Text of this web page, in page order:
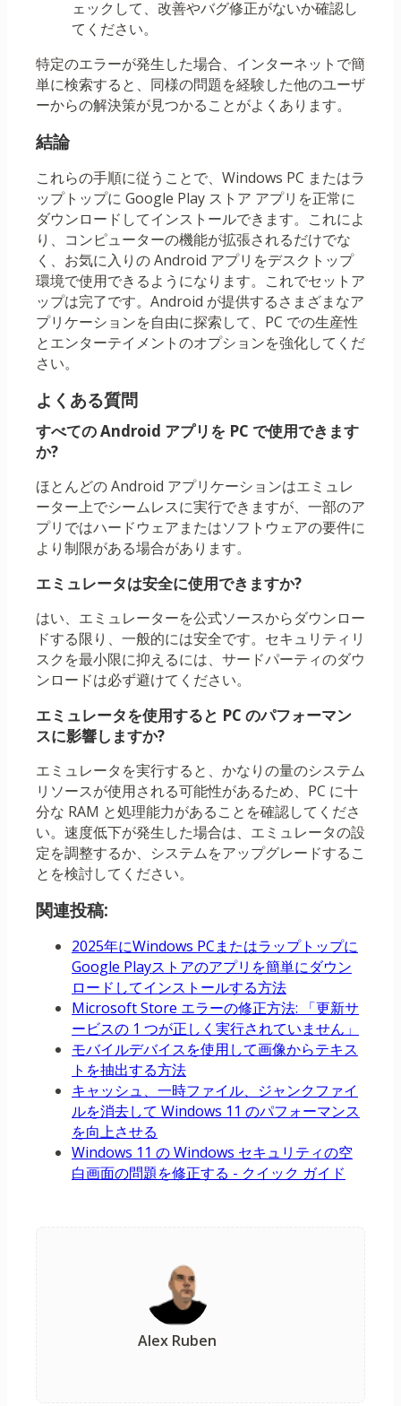
ェックして、改善やバグ修正がないか確認し
てください。
特定のエラーが発生した場合、インターネットで簡
単に検索すると、同様の問題を経験した他のユーザ
ーからの解決策が見つかることがよくあります。
結論
これらの手順に従うことで、Windows PC またはラ
ップトップに Google Play ストア アプリを正常に
ダウンロードしてインストールできます。これによ
り、コンピューターの機能が拡張されるだけでな
く、お気に入りの Android アプリをデスクトップ
環境で使用できるようになります。これでセットア
ップは完了です。Android が提供するさまざまなア
プリケーションを自由に探索して、PC での生産性
とエンターテイメントのオプションを強化してくだ
さい。
よくある質問
すべての Android アプリを PC で使用できます
か?
ほとんどの Android アプリケーションはエミュレ
ーター上でシームレスに実行できますが、一部のア
プリではハードウェアまたはソフトウェアの要件に
より制限がある場合があります。
エミュレータは安全に使用できますか?
はい、エミュレーターを公式ソースからダウンロー
ドする限り、一般的には安全です。セキュリティリ
スクを最小限に抑えるには、サードパーティのダウ
ンロードは必ず避けてください。
エミュレータを使用すると PC のパフォーマン
スに影響しますか?
エミュレータを実行すると、かなりの量のシステム
リソースが使用される可能性があるため、PC に十
分な RAM と処理能力があることを確認してくださ
い。速度低下が発生した場合は、エミュレータの設
定を調整するか、システムをアップグレードするこ
とを検討してください。
関連投稿:
2025年にWindows PCまたはラップトップに
Google Playストアのアプリを簡単にダウン
ロードしてインストールする方法
Microsoft Store エラーの修正方法: 「更新サ
ービスの 1 つが正しく実行されていません」
モバイルデバイスを使用して画像からテキス
トを抽出する方法
キャッシュ、一時ファイル、ジャンクファイ
ルを消去して Windows 11 のパフォーマンス
を向上させる
Windows 11 の Windows セキュリティの空
白画面の問題を修正する - クイック ガイド
Alex Ruben